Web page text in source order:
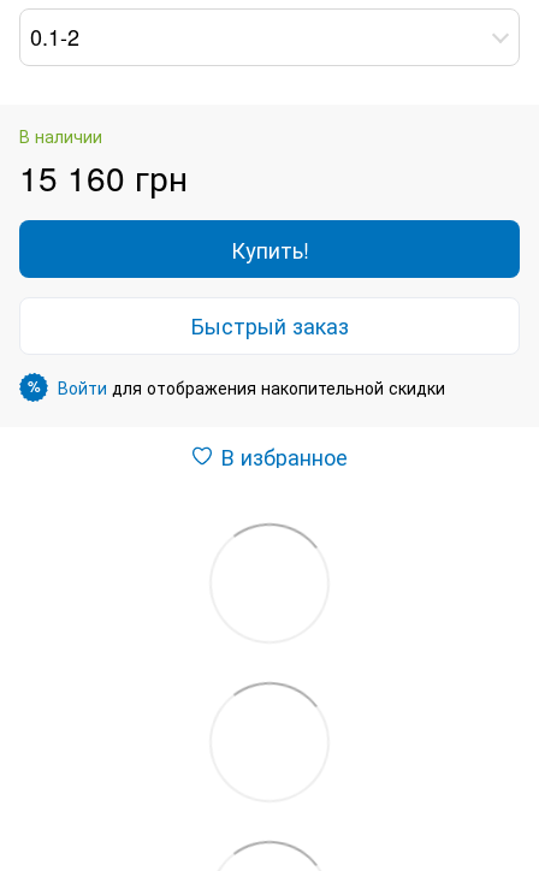
0.1-2
В наличии
15 160 грн
Купить!
Быстрый заказ
% Войти для отображения накопительной скидки
В избранное